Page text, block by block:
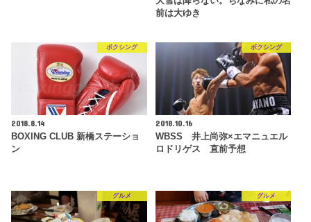
前は大ゆき
ボクシング
2018.8.14
BOXING CLUB 新橋ステーショ
ン
ボクシング
2018.10.16
WBSS 井上尚弥×エマニュエル
ロドリゲス 直前予想
グルメ グルメ